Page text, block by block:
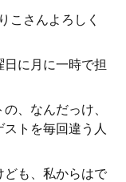
こさんよろしく
に月に一時で担
、なんだっけ、
トを毎回違う人
ども、私からはで